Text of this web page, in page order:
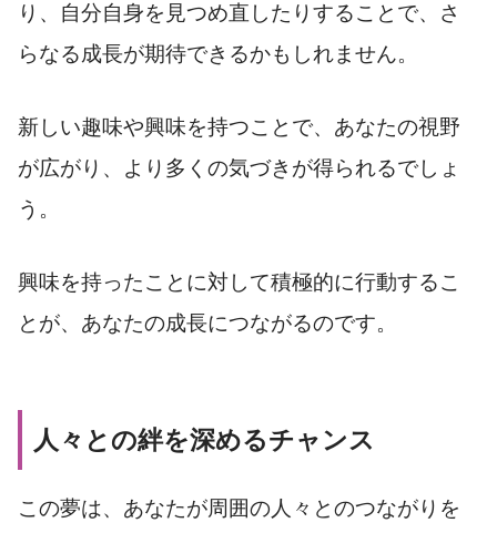
り、自分自身を見つめ直したりすることで、さ
らなる成長が期待できるかもしれません。
新しい趣味や興味を持つことで、あなたの視野
が広がり、より多くの気づきが得られるでしょ
う。
興味を持ったことに対して積極的に行動するこ
とが、あなたの成長につながるのです。
人々との絆を深めるチャンス
この夢は、あなたが周囲の人々とのつながりを